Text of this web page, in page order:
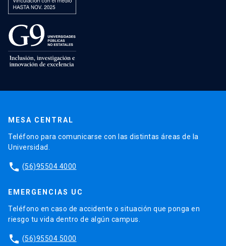
MESA CENTRAL
Teléfono para comunicarse con las distintas áreas de la
Universidad.
phone (56)95504 4000
EMERGENCIAS UC
Teléfono en caso de accidente o situación que ponga en
riesgo tu vida dentro de algún campus.
phone (56)95504 5000